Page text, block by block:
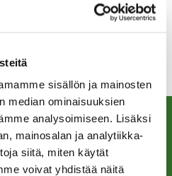
sisällön ja mainosten
median ominaisuuksien
analysoimiseen. Lisäksi
mainosalan ja analytiikka-
siitä, miten käytät
voivat yhdistää näitä
mukaan ja matkaan!☺️